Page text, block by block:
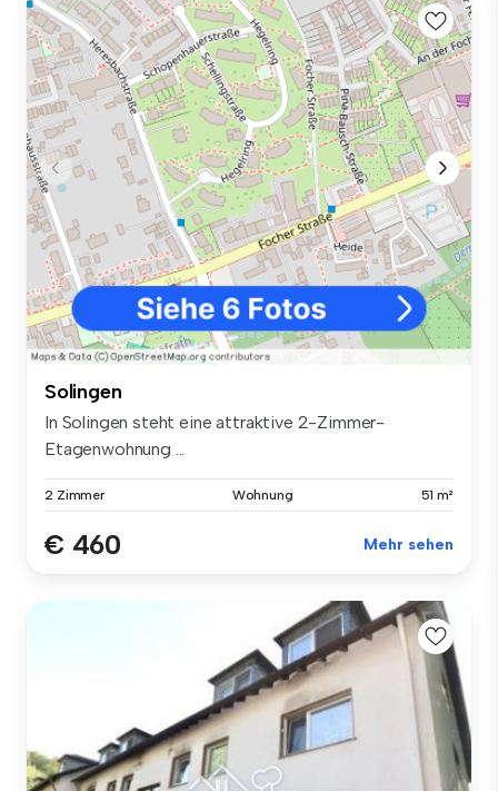
Solingen
In Solingen steht eine attraktive 2-Zimmer-
Etagenwohnung ...
2 Zimmer Wohnung 51 m²
€ 460 Mehr sehen